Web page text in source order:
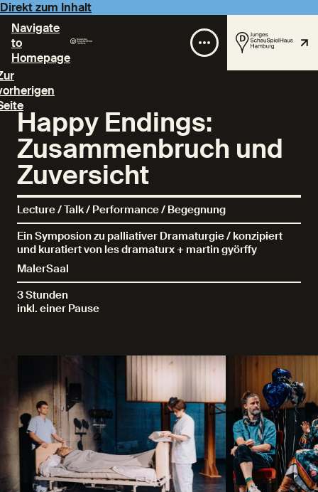
Direkt zum Inhalt
Navigate
to
Homepage
Happy Endings:
Zusammenbruch und
Zuversicht
Lecture / Talk / Performance / Begegnung
Ein Symposion zu palliativer Dramaturgie / konzipiert
und kuratiert von les dramaturx + martin györffy
MalerSaal
3 Stunden
inkl. einer Pause